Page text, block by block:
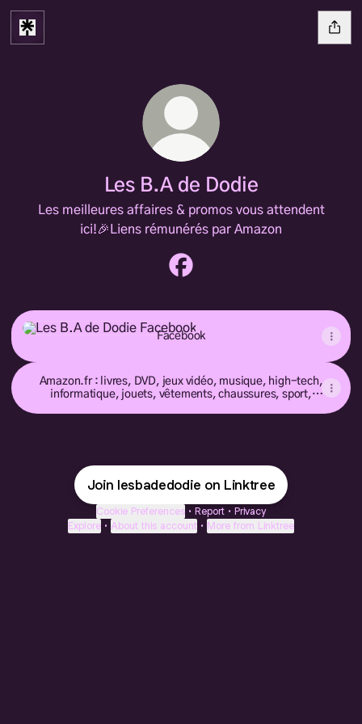
Les B.A de Dodie
Les meilleures affaires & promos vous attendent
ici!🎉Liens rémunérés par Amazon
Facebook
Facebook
Amazon.fr : livres, DVD, jeux vidéo, musique, high-tech,
informatique, jouets, vêtements, chaussures, sport,
Join lesbadedodie on Linktree
Cookie Preferences • Report • Privacy
Explore • About this account • More from Linktree